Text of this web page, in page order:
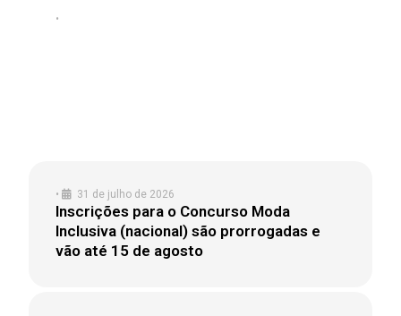
•
• 31 de julho de 2026
Inscrições para o Concurso Moda
Inclusiva (nacional) são prorrogadas e
vão até 15 de agosto